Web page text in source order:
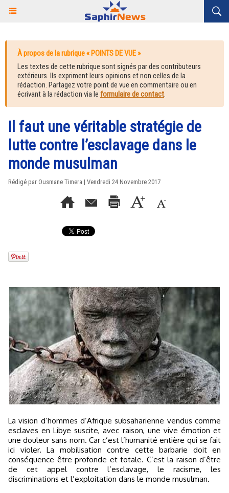
À propos de la rubrique « POINTS DE VUE »
Les textes de cette rubrique sont signés par des contributeurs
extérieurs. Ils expriment leurs opinions et non celles de la
rédaction. Partagez votre point de vue en commentaire ou en
écrivant à la rédaction via le formulaire de contact.
Il faut une véritable stratégie de
lutte contre l’esclavage dans le
monde musulman
Rédigé par Ousmane Timera | Vendredi 24 Novembre 2017
La vision d’hommes d’Afrique subsaharienne vendus comme
esclaves en Libye suscite, avec raison, une vive émotion et
une douleur sans nom. Car c’est l’humanité entière qui se fait
ici violer. La mobilisation contre cette barbarie doit en
conséquence être profonde et totale. C’est la raison d’être
de cet appel contre l’esclavage, le racisme, les
discriminations et l’exploitation dans le monde musulman.